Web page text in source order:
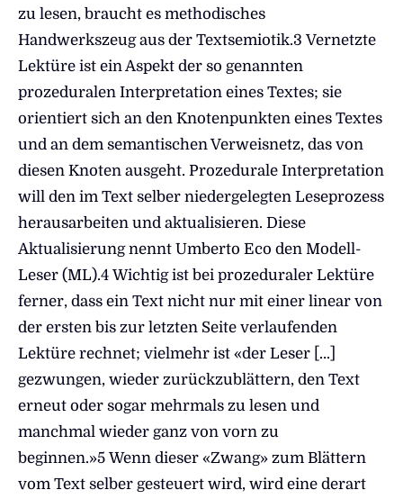
zu lesen, braucht es methodisches
Handwerkszeug aus der Textsemiotik.3 Vernetzte
Lektüre ist ein Aspekt der so genannten
prozeduralen Interpretation eines Textes; sie
orientiert sich an den Knotenpunkten eines Textes
und an dem semantischen Verweisnetz, das von
diesen Knoten ausgeht. Prozedurale Interpretation
will den im Text selber niedergelegten Leseprozess
herausarbeiten und aktualisieren. Diese
Aktualisierung nennt Umberto Eco den Modell-
Leser (ML).4 Wichtig ist bei prozeduraler Lektüre
ferner, dass ein Text nicht nur mit einer linear von
der ersten bis zur letzten Seite verlaufenden
Lektüre rechnet; vielmehr ist «der Leser […]
gezwungen, wieder zurückzublättern, den Text
erneut oder sogar mehrmals zu lesen und
manchmal wieder ganz von vorn zu
beginnen.»5 Wenn dieser «Zwang» zum Blättern
vom Text selber gesteuert wird, wird eine derart